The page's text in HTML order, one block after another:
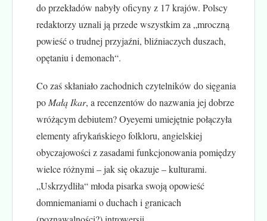
do przekładów nabyły oficyny z 17 krajów. Polscy
redaktorzy uznali ją przede wszystkim za „mroczną
powieść o trudnej przyjaźni, bliźniaczych duszach,
opętaniu i demonach“.
Co zaś skłaniało zachodnich czytelników do sięgania
po Małą Ikar, a recenzentów do nazwania jej dobrze
wróżącym debiutem? Oyeyemi umiejętnie połączyła
elementy afrykańskiego folkloru, angielskiej
obyczajowości z zasadami funkcjonowania pomiędzy
wielce różnymi – jak się okazuje – kulturami.
„Uskrzydliła“ młoda pisarka swoją opowieść
domniemaniami o duchach i granicach